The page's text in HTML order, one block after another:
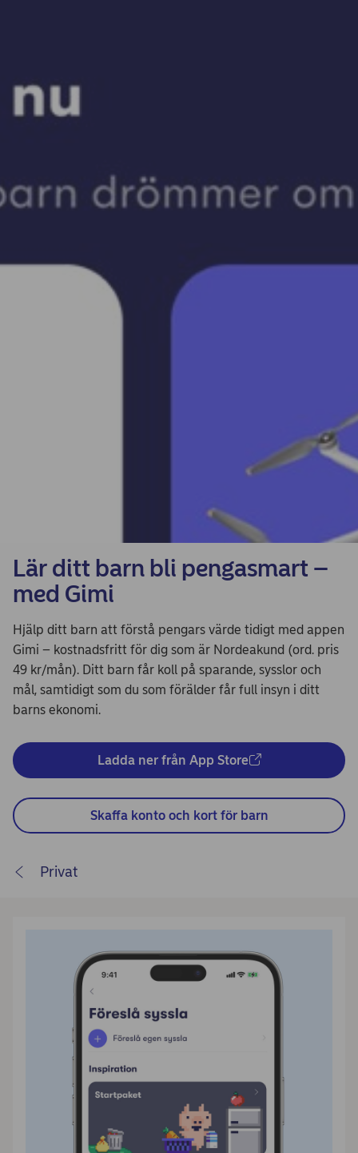
Lär ditt barn bli pengasmart –
med Gimi
Hjälp ditt barn att förstå pengars värde tidigt med appen
Gimi – kostnadsfritt för dig som är Nordeakund (ord. pris
49 kr/mån). Ditt barn får koll på sparande, sysslor och
mål, samtidigt som du som förälder får full insyn i ditt
barns ekonomi.
Ladda ner från App Store
Skaffa konto och kort för barn
Privat